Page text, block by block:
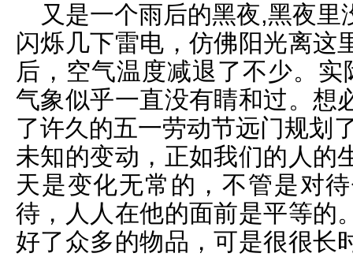
又是一个雨后的黑夜,黑夜
闪烁几下雷电，仿佛阳光离这
后，空气温度减退了不少。
气象似乎一直没有睛和过。想
了许久的五一劳动节远门规划
未知的变动，正如我们的人的
天是变化无常的，不管是对
待，人人在他的面前是平等的
好了众多的物品，可是很很长